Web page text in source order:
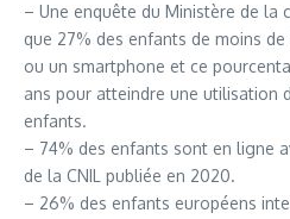
– Une enquête du Ministère de la
que 27% des enfants de moins
ou un smartphone et ce
ans pour atteindre une utilisation
enfants.
– 74% des enfants sont en ligne
de la CNIL publiée en 2020.
– 26% des enfants européens